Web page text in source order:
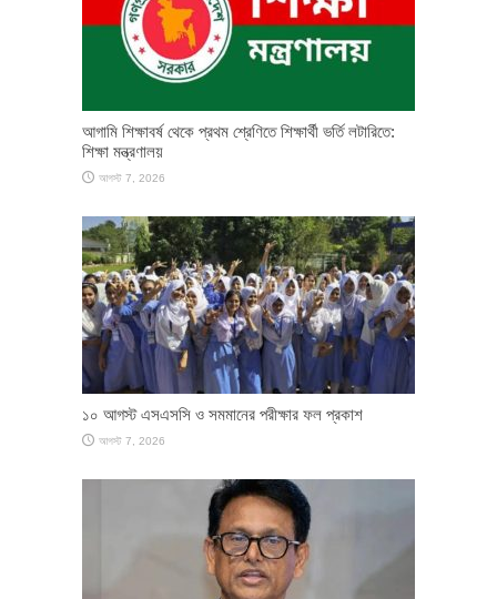
আগামি শিক্ষাবর্ষ থেকে প্রথম শ্রেণিতে শিক্ষার্থী ভর্তি লটারিতে:
শিক্ষা মন্ত্রণালয়
আগস্ট 7, 2026
১০ আগস্ট এসএসসি ও সমমানের পরীক্ষার ফল প্রকাশ
আগস্ট 7, 2026